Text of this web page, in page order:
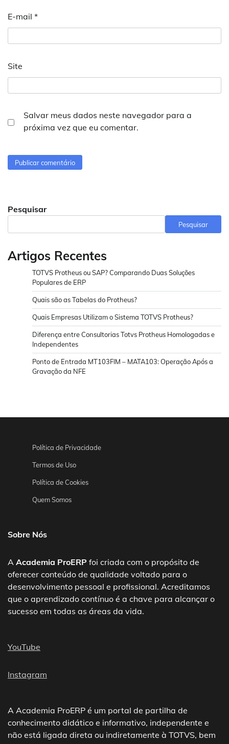
E-mail *
Site
Salvar meus dados neste navegador para a
próxima vez que eu comentar.
Pesquisar
Pesquisar
Artigos Recentes
TOTVS Protheus ou SAP? Comparando Duas Soluções
Populares de ERP
Quais são as Tabelas do Protheus?
Quais Empresas Utilizam o Sistema TOTVS Protheus?
Diferença entre Consultorias Totvs Protheus Homologadas e
Independentes
Ponto de Entrada MT103FIM – MATA103: Operação Após a
Gravação da NFE
Política de Privacidade
Termos de Uso
Política de Cookies
Quem Somos
Sobre Nós
A Academia ProERP foi criada com o propósito de
oferecer conteúdo de qualidade voltado para o
desenvolvimento pessoal e profissional. Acreditamos
que o aprendizado contínuo é a chave para alcançar o
sucesso em todas as áreas da vida.
YouTube
Instagram
A Academia ProERP é um portal de partilha de
conhecimento didático e informativo, independente e
não está ligada direta ou indiretamente à TOTVS, bem